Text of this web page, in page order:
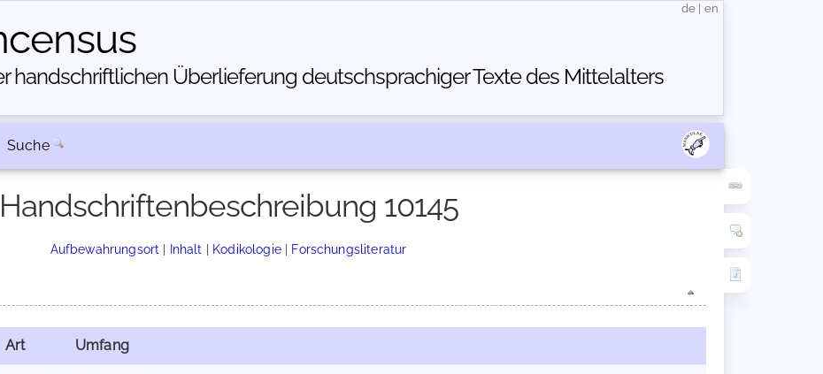
handschriftlichen Über­lieferung deutschsprachiger Texte des Mittelalters
de en
Suche
Handschriftenbeschreibung 10145
Aufbewahrungsort | Inhalt | Kodikologie| Forschungsliteratur
Art Umfang